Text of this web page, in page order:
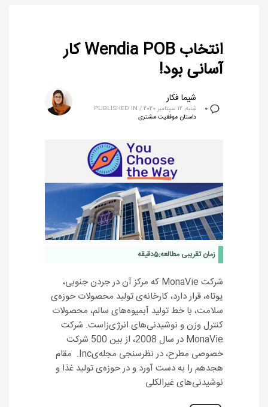
انتخاب Wendia POB کار
آسانی بود!
0
شیما فکار
شنبه, 12 سپتامبر 2020 /
PUBLISHED IN
داستان موفقیت مشتری
زمان تقریبی مطالعه:5دقیقه
شرکت MonaVie که مرکز آن در جردن جنوبی،
یوتاه، قرار دارد، کارخانه‌ی تولید محصولات حوزه‌ی
سلامت، با خط تولید آبمیوه‌های سالم، محصولات
کنترل وزن و نوشیدنی‌های انرژی‌زاست. شرکت
MonaVie در سال 2008، از بین 500 شرکت
خصوصی مطرح، در نظرسنجی مجله‌یInc. مقام
هجدهم را به دست آورد و در حوزه‌ی تولید غذا و
نوشیدنی‌های غیرالکلی